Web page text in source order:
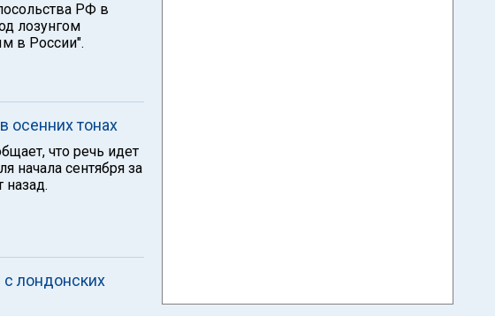
РФ в
лозунгом
в России".
осенних тонах
что речь идет
начала сентября за
назад.
с лондонских